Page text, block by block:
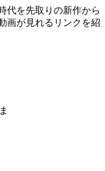
代を先取りの新作から
画が見れるリンクを紹